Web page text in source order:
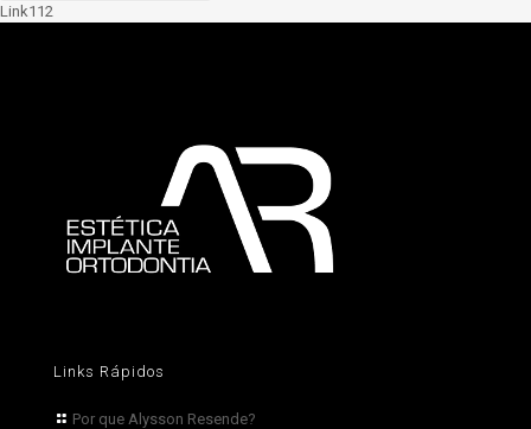
Links Rápidos
Por que Alysson Resende?
Link112